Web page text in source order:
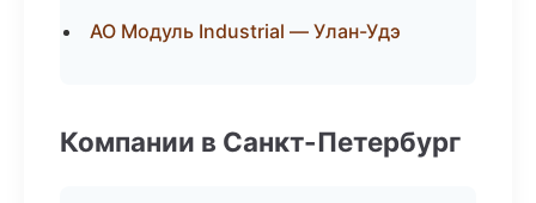
АО Модуль Industrial — Улан-Удэ
Компании в Санкт-Петербург